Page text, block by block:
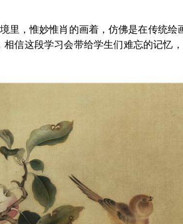
里，惟妙惟肖的画着，仿佛是在传统
信这段学习会带给学生们难忘的记忆